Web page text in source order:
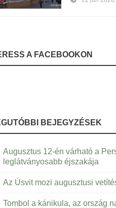
A FACEBOOKON
BEJEGYZÉSEK
Augusztus 12-én várható a
leglátványosabb éjszakája
Az Úsvit mozi augusztusi
Tombol a kánikula, az ország